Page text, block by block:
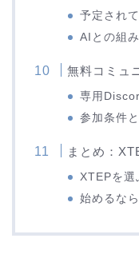
予定され
AIとの組
無料コミュ
専用
参加条件
まとめ：
XTEPを選
始めるな